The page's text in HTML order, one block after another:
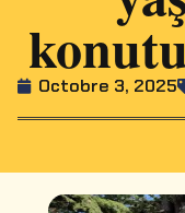
Octobre 3, 2025